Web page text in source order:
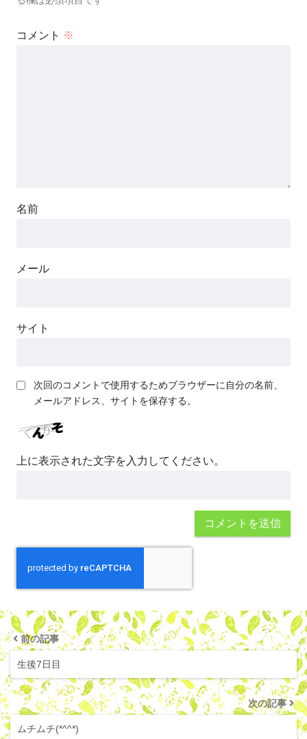
コメント ※
名前
メール
サイト
次回のコメントで使用するためブラウザーに自分の名前、
メールアドレス、サイトを保存する。
上に表示された文字を入力してください。
前の記事
生後7日目
次の記事
ムチムチ(*^^*)